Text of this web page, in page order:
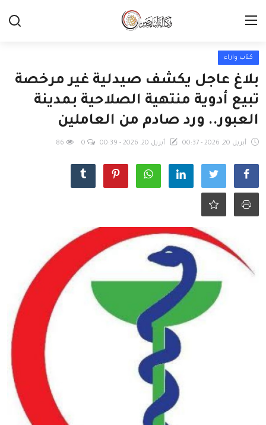
كتاب واراء
بلاغ عاجل يكشف صيدلية غير مرخصة
تبيع أدوية منتهية الصلاحية بمدينة
العبور.. ورد صادم من العاملين
أبريل 20, 2026 - 00:37 أبريل 20, 2026 - 00:39